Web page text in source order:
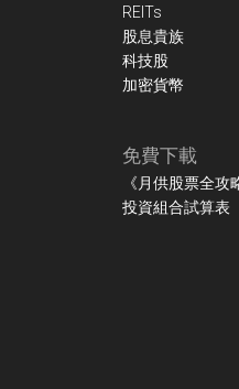
REITs
股息貴族
科技股
加密貨幣
免費下載
《月供股票全攻
投資組合試算表